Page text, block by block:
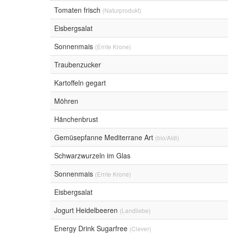
Tomaten frisch (Naturprodukt)
Eisbergsalat
Sonnenmais (Ernte Krone)
Traubenzucker
Kartoffeln gegart
Möhren
Hänchenbrust
Gemüsepfanne Mediterrane Art (bio/Aldi)
Schwarzwurzeln im Glas
Sonnenmais (Ernte Krone)
Eisbergsalat
Jogurt Heidelbeeren (Landliebe)
Energy Drink Sugarfree (Clever)